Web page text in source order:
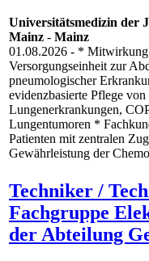
Universitätsmedizin der
Mainz - Mainz
01.08.2026 - * Mitwirkung
Versorgungseinheit zur
pneumologischer
evidenzbasierte Pflege
Lungenerkrankungen,
Lungentumoren *
Patienten mit zentralen
Gewährleistung der
Techniker /
Fachgruppe
der Abteilung